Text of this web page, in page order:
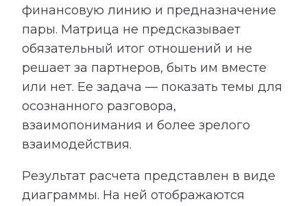
финансовую линию и предназначение
пары. Матрица не предсказывает
обязательный итог отношений и не
решает за партнеров, быть им вместе
или нет. Ее задача — показать темы для
осознанного разговора,
взаимопонимания и более зрелого
взаимодействия.
Результат расчета представлен в виде
диаграммы. На ней отображаются